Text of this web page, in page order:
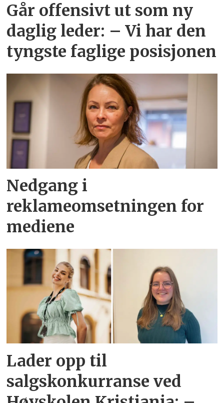
Går offensivt ut som ny
daglig leder: – Vi har den
tyngste faglige posisjonen
Nedgang i
reklameomsetningen for
mediene
Lader opp til
salgskonkurranse ved